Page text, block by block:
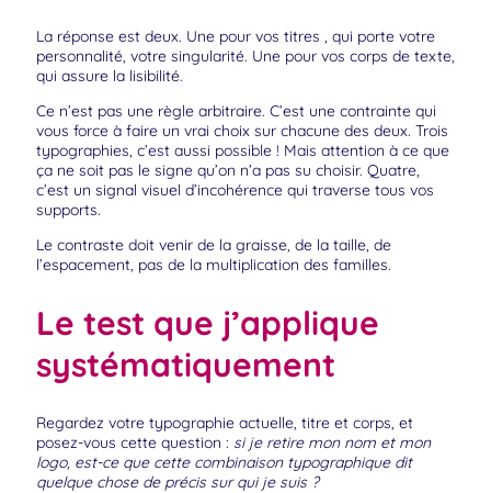
La réponse est deux. Une pour vos titres , qui porte votre
personnalité, votre singularité. Une pour vos corps de texte,
qui assure la lisibilité.
Ce n’est pas une règle arbitraire. C’est une contrainte qui
vous force à faire un vrai choix sur chacune des deux. Trois
typographies, c’est aussi possible ! Mais attention à ce que
ça ne soit pas le signe qu’on n’a pas su choisir. Quatre,
c’est un signal visuel d’incohérence qui traverse tous vos
supports.
Le contraste doit venir de la graisse, de la taille, de
l’espacement, pas de la multiplication des familles.
Le test que j’applique
systématiquement
Regardez votre typographie actuelle, titre et corps, et
posez-vous cette question : si je retire mon nom et mon
logo, est-ce que cette combinaison typographique dit
quelque chose de précis sur qui je suis ?